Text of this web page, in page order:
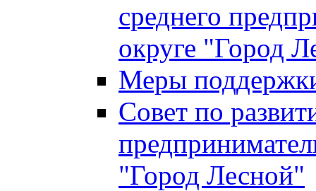
среднего
округе "Город
Меры
Совет по
"Город Лесной"